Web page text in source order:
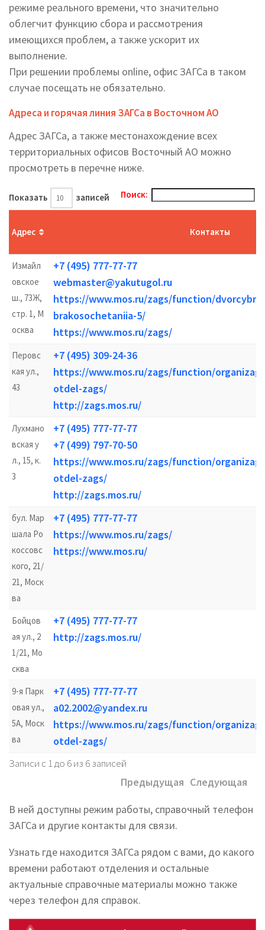
режиме реального времени, что значительно
облегчит функцию сбора и рассмотрения
имеющихся проблем, а также ускорит их
выполнение.
При решении проблемы online, офис ЗАГСа в таком
случае посещать не обязательно.
Адреса и горячая линия ЗАГСа в Восточном АО
Адрес ЗАГСа, а также местонахождение всех
территориальных офисов Восточный АО можно
просмотреть в перечне ниже.
Показать записей Поиск:
Адрес Контакты
Измайл
овское
ш., 73Ж,
стр. 1, М
осква
+7 (495) 777-77-77
webmaster@yakutugol.ru
https://www.mos.ru/zags/function/
brakosochetaniia-5/
https://www.mos.ru/zags/
Перовс
кая ул.,
43
+7 (495) 309-24-36
https://www.mos.ru/zags/function/
otdel-zags/
http://zags.mos.ru/
Лухмано
вская у
л., 15, к.
3
+7 (495) 777-77-77
+7 (499) 797-70-50
https://www.mos.ru/zags/function/
otdel-zags/
http://zags.mos.ru/
бул. Мар
шала Ро
коссовс
кого, 21/
21, Моск
ва
+7 (495) 777-77-77
https://www.mos.ru/zags/
https://www.mos.ru/
Бойцов
ая ул., 2
1/21, Мо
сква
+7 (495) 777-77-77
http://zags.mos.ru/
9-я Парк
овая ул.,
5А, Моск
ва
+7 (495) 777-77-77
a02.2002@yandex.ru
https://www.mos.ru/zags/function/
otdel-zags/
Записи с 1 до 6 из 6 записей
Предыдущая Следующая
В ней доступны режим работы, справочный телефон
ЗАГСа и другие контакты для связи.
Узнать где находится ЗАГСа рядом с вами, до какого
времени работают отделения и остальные
актуальные справочные материалы можно также
через телефон для справок.